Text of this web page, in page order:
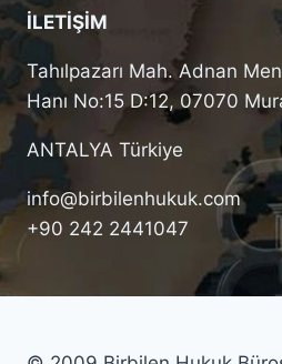
İLETİŞİM
Tahılpazarı Mah. Adnan
Hanı No:15 D:12, 07070
ANTALYA Türkiye
info@birbilenhukuk.com
+90 242 2441047